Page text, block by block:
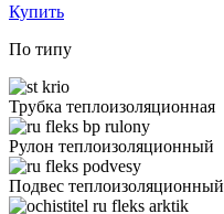
Купить
По типу
Трубка теплоизоляционная
Рулон теплоизоляционный
Подвес теплоизоляционный